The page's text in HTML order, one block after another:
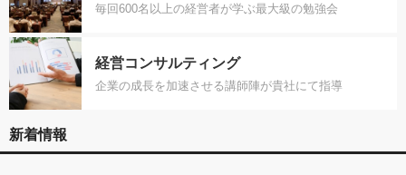
毎回600名以上の経営者が学ぶ最大級の勉強会
経営コンサルティング
企業の成長を加速させる講師陣が貴社にて指導
新着情報